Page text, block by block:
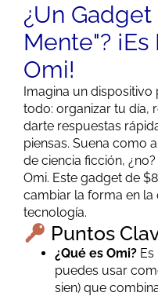
¿Un
Mente"?
Omi!
Imagina un
todo: organizar tu día,
darte respuestas
piensas. Suena como
de ciencia ficción,
Omi. Este gadget de
cambiar la forma en
tecnología.
Puntos
¿Qué es Omi?
puedes usar
sien) que